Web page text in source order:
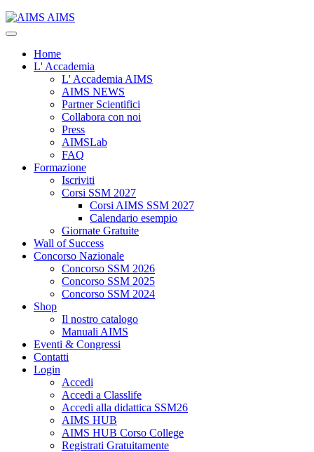
AIMS
Home
L' Accademia
L' Accademia AIMS
AIMS NEWS
Partner Scientifici
Collabora con noi
Press
AIMSLab
FAQ
Formazione
Iscriviti
Corsi SSM 2027
Corsi AIMS SSM 2027
Calendario esempio
Giornate Gratuite
Wall of Success
Concorso Nazionale
Concorso SSM 2026
Concorso SSM 2025
Concorso SSM 2024
Shop
Il nostro catalogo
Manuali AIMS
Eventi & Congressi
Contatti
Login
Accedi
Accedi a Classlife
Accedi alla didattica SSM26
AIMS HUB
AIMS HUB Corso College
Registrati Gratuitamente